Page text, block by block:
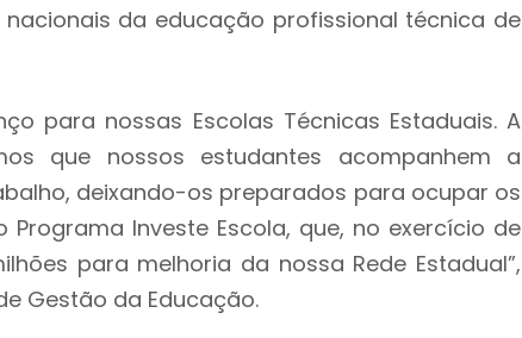
da educação profissional técnica de
para nossas Escolas Técnicas Estaduais. A
que nossos estudantes acompanhem a
deixando-os preparados para ocupar os
Investe Escola, que, no exercício de
para melhoria da nossa Rede Estadual”,
Gestão da Educação.